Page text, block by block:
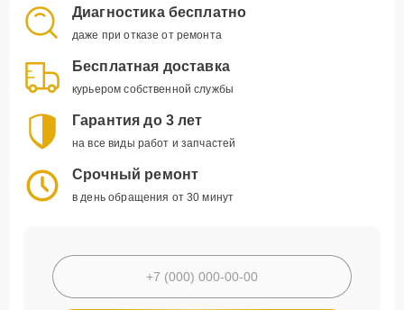
Диагностика бесплатно
даже при отказе от ремонта
Бесплатная доставка
курьером собственной службы
Гарантия до 3 лет
на все виды работ и запчастей
Срочный ремонт
в день обращения от 30 минут